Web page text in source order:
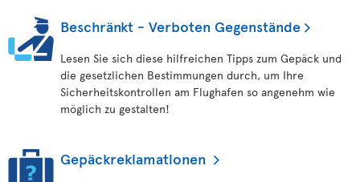
Beschränkt - Verboten Gegenstände
Lesen Sie sich diese hilfreichen Tipps zum Gepäck und
die gesetzlichen Bestimmungen durch, um Ihre
Sicherheitskontrollen am Flughafen so angenehm wie
möglich zu gestalten!
Gepäckreklamationen